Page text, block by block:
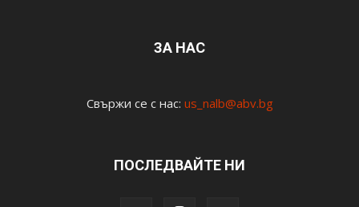
ЗА НАС
Свържи се с нас: us_nalb@abv.bg
ПОСЛЕДВАЙТЕ НИ